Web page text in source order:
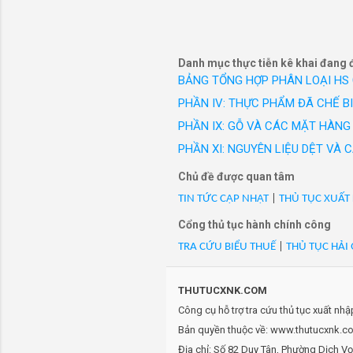
trong xây dựng và nội thất,
- Mã Hs 63031200: Rèm
- Mã Hs 63031200: Rèm
100X108), 2 tấm/set, Nsx:
- Mã Hs 63031200: Rèm
100X83), 2 tấm/set, Nsx:
- Mã Hs 63031200: Rèm
Hàng mới 100%/VN/XK
WH 200X200), 2 tấm/set,
- Mã Hs 63031200: Rèm
2 tấm/set, Nsx: Cty SRTI.
- Mã Hs 63031200: Rèm
hàng mới 100%/VN/XK
- Mã Hs 63031200: RIO-
CURTAIN BE 100X218), 2
Danh mục thực tiễn kê khai đang
BẢNG TỔNG HỢP PHÂN LOẠI HS
PHẦN IV: THỰC PHẨM ĐÃ CHẾ
PHẦN IX: GỖ VÀ CÁC MẶT
PHẦN XI: NGUYÊN LIỆU DỆT VÀ
Chủ đề được quan tâm
TIN TỨC CẬP NHẬT| THỦ TỤC
Cổng thủ tục hành chính công
TRA CỨU BIỂU THUẾ THỦ TỤC HẢI
THUTUCXNK.COM
Công cụ hỗ trợ tra cứu thủ tục xuất
Bản quyền thuộc về:
Địa chỉ: Số 82 Duy Tân, Phường Dịch